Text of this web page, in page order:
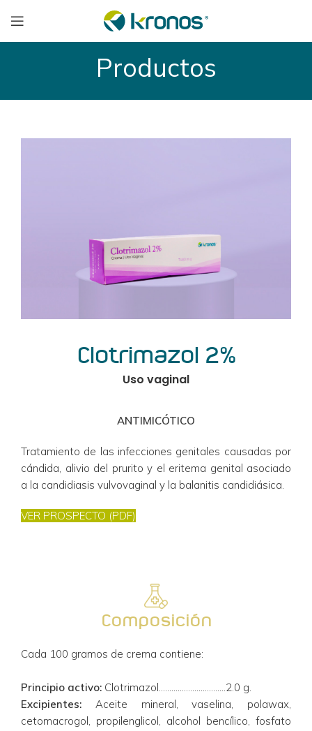
Productos
Clotrimazol 2%
Uso vaginal
ANTIMICÓTICO
Tratamiento de las infecciones genitales causadas por
cándida, alivio del prurito y el eritema genital asociado
a la candidiasis vulvovaginal y la balanitis candidiásica.
VER PROSPECTO (PDF)
Composición
Cada 100 gramos de crema contiene:
Principio activo: Clotrimazol…………………………..2.0 g.
Excipientes: Aceite mineral, vaselina, polawax,
cetomacrogol, propilenglicol, alcohol bencílico, fosfato